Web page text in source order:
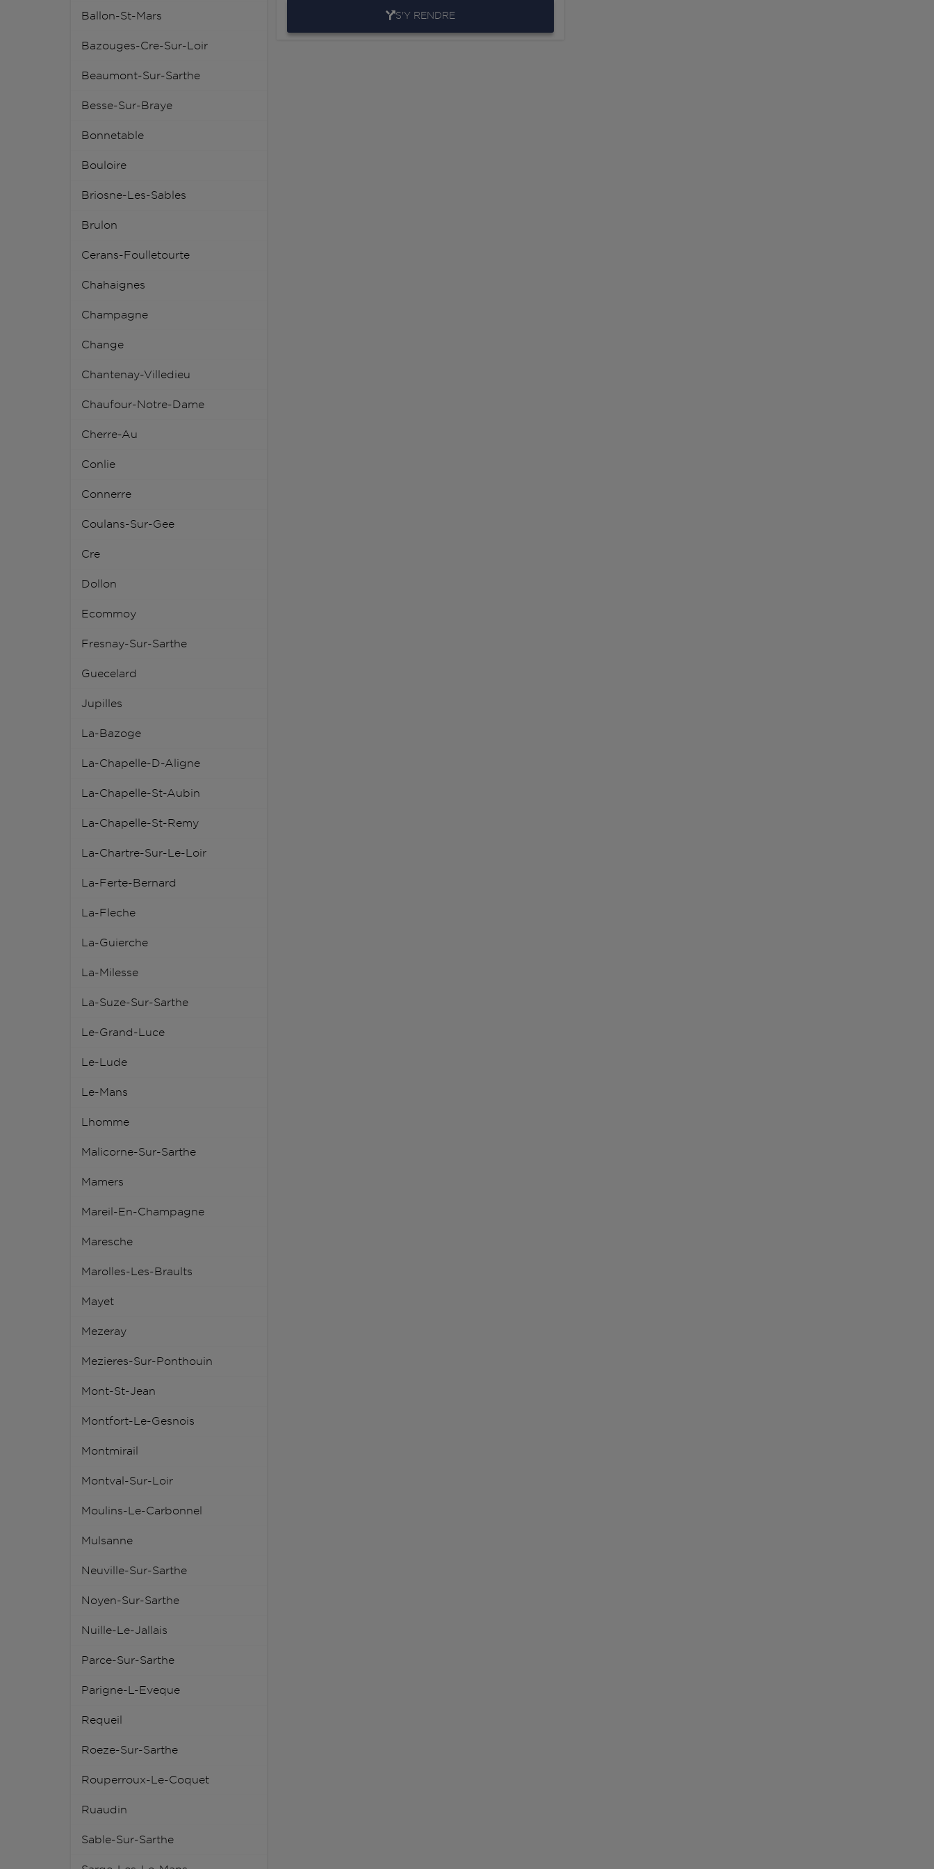
Ballon-St-Mars
Bazouges-Cre-Sur-Loir
Beaumont-Sur-Sarthe
Besse-Sur-Braye
Bonnetable
Bouloire
Briosne-Les-Sables
Brulon
Cerans-Foulletourte
Chahaignes
Champagne
Change
Chantenay-Villedieu
Chaufour-Notre-Dame
Cherre-Au
Conlie
Connerre
Coulans-Sur-Gee
Cre
Dollon
Ecommoy
Fresnay-Sur-Sarthe
Guecelard
Jupilles
La-Bazoge
La-Chapelle-D-Aligne
La-Chapelle-St-Aubin
La-Chapelle-St-Remy
La-Chartre-Sur-Le-Loir
La-Ferte-Bernard
La-Fleche
La-Guierche
La-Milesse
La-Suze-Sur-Sarthe
Le-Grand-Luce
Le-Lude
Le-Mans
Lhomme
Malicorne-Sur-Sarthe
Mamers
Mareil-En-Champagne
Maresche
Marolles-Les-Braults
Mayet
Mezeray
Mezieres-Sur-Ponthouin
Mont-St-Jean
Montfort-Le-Gesnois
Montmirail
Montval-Sur-Loir
Moulins-Le-Carbonnel
Mulsanne
Neuville-Sur-Sarthe
Noyen-Sur-Sarthe
Nuille-Le-Jallais
Parce-Sur-Sarthe
Parigne-L-Eveque
Requeil
Roeze-Sur-Sarthe
Rouperroux-Le-Coquet
Ruaudin
Sable-Sur-Sarthe
S'Y RENDRE